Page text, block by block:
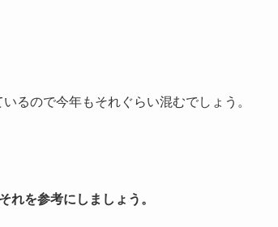
るので今年もそれぐらい混むでしょう。
れを参考にしましょう。